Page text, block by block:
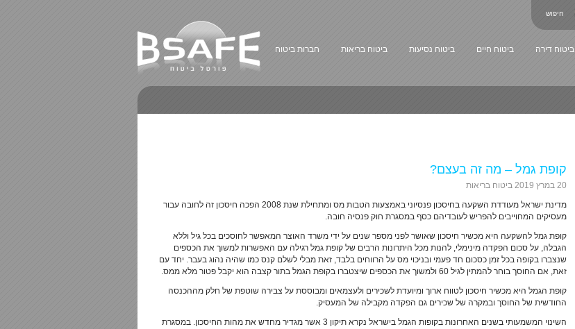
חיפוש
חברות ביטוח ביטוח בריאות ביטוח נסיעות ביטוח חיים ביטוח דירה
קופת גמל – מה זה בעצם?
20 במרץ 2019
ביטוח בריאות
מדינת ישראל מעודדת השקעה בחיסכון פנסיוני באמצעות הטבות מס ומתחילת שנת 2008 הפכה חיסכון זה לחובה עבור
מעסיקים המחוייבים להפריש לעובדיהם כסף במסגרת חוק פנסיה חובה.
קופת גמל להשקעה היא מכשיר חיסכון שאושר לפני מספר שנים על ידי משרד האוצר המאפשר לחוסכים בכל גיל וללא
הגבלה, על סכום הפקדה מינימלי, להנות מכל היתרונות הרבים של קופת גמל רגילה עם האפשרות למשוך את הכספים
שנצברו בקופה בכל זמן כסכום חד פעמי ובניכוי מס על הרווחים בלבד, זאת מבלי לשלם קנס כמו שהיה נהוג בעבר. יחד עם
זאת, אם החוסך בוחר להמתין לגיל 60 ולמשוך את הכספים שיצטברו בקופת הגמל בתור קצבה הוא יקבל פטור מלא ממס.
קופת הגמל היא מכשיר חיסכון לטווח ארוך ומיועדת לשכירים ולעצמאים ומבוססת על צבירה שוטפת של חלק מההכנסה
החודשית של החוסך ובמקרה של שכירים גם הפקדה מקבילה של המעסיק.
השינוי המשמעותי בשנים האחרונות בקופות הגמל בישראל נקרא תיקון 3 אשר מגדיר מחדש את מהות החיסכון. במסגרת